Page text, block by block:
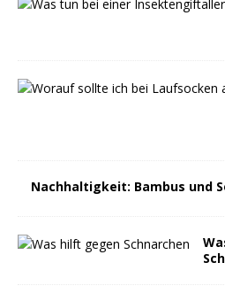
Nachhaltigkeit: Bambus und